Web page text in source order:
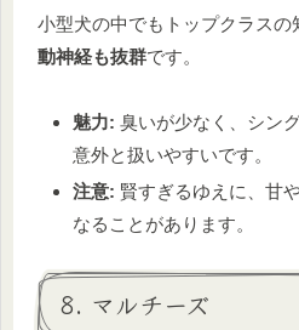
小型犬の中でもトップクラスの
動神経も抜群です。
魅力: 臭いが少なく、シン
意外と扱いやすいです。
注意: 賢すぎるゆえに、甘
なることがあります。
8. マルチーズ